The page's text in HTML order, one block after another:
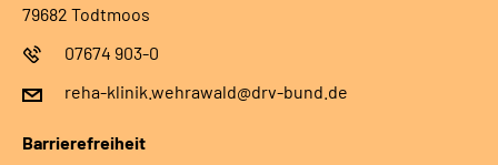
79682 Todtmoos
07674 903-0
reha-klinik.wehrawald@drv-bund.de
Barrierefreiheit